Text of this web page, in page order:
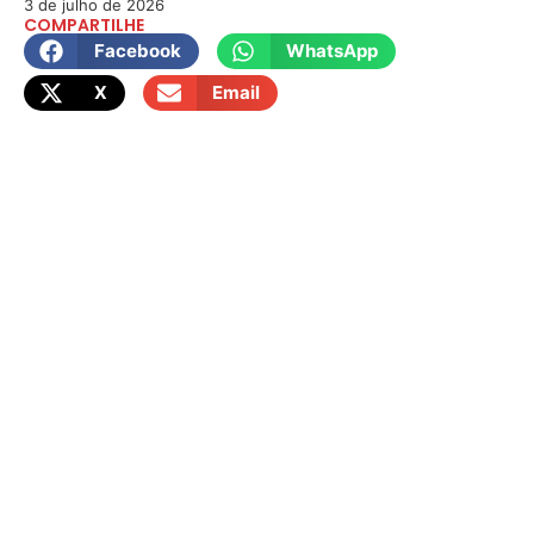
3 de julho de 2026
COMPARTILHE
Facebook
WhatsApp
X
Email